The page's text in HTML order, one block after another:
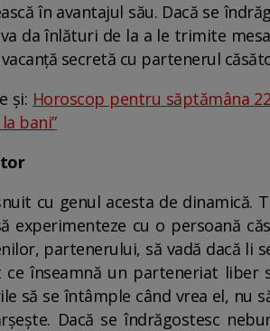
în avantajul său. Dacă se
da înlături de la a le trimite
secretă cu partenerul
și: Horoscop pentru săptămâna
bani”
cu genul acesta de dinamică.
experimenteze cu o persoană
partenerului, să vadă dacă li
ce înseamnă un parteneriat liber
să se întâmple când vrea el, nu
Dacă se îndrăgostesc